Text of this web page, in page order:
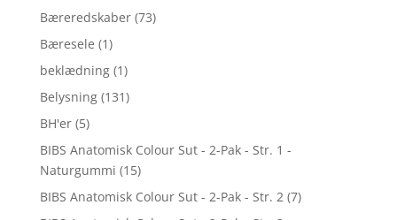
Bæreredskaber (73)
Bæresele (1)
beklædning (1)
Belysning (131)
BH'er (5)
BIBS Anatomisk Colour Sut - 2-Pak - Str. 1 -
Naturgummi (15)
BIBS Anatomisk Colour Sut - 2-Pak - Str. 2 (7)